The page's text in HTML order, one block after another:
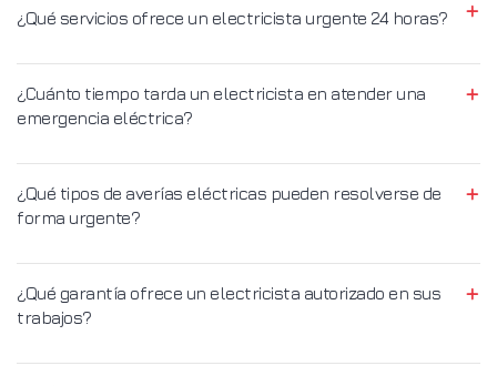
¿Qué servicios ofrece un electricista urgente 24 horas?
¿Cuánto tiempo tarda un electricista en atender una
emergencia eléctrica?
¿Qué tipos de averías eléctricas pueden resolverse de
forma urgente?
¿Qué garantía ofrece un electricista autorizado en sus
trabajos?